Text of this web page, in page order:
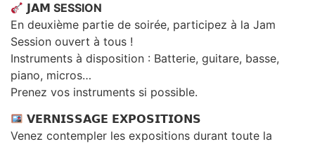
𝗝𝗔𝗠 SESSION
En deuxième partie de soirée, participez à la Jam
Session ouvert à tous !
Instruments à disposition : Batterie, guitare, basse,
piano, micros…
Prenez vos instruments si possible.
𝗩𝗘𝗥𝗡𝗜𝗦𝗦𝗔𝗚𝗘 𝗘𝗫𝗣𝗢𝗦𝗜𝗧𝗜𝗢𝗡𝗦
Venez contempler les expositions durant toute la